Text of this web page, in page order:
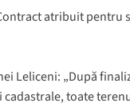
atribuit pentru
Leliceni: „După
cadastrale, toate